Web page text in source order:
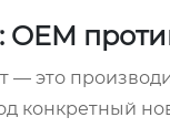
OEM
это
конкретный